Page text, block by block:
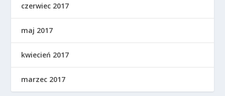
czerwiec 2017
maj 2017
kwiecień 2017
marzec 2017